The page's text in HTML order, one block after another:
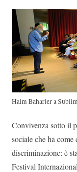
Haim Baharier a
Convivenza sotto il
sociale che ha
discriminazione: è
Festival